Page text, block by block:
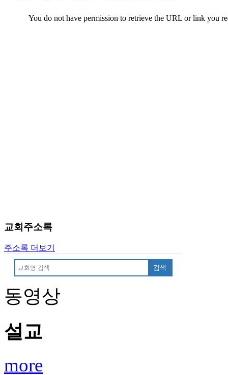
코
아
신
규
제
휴
트
교회주소록
주소록 더보기
검색
동영상
설교
more